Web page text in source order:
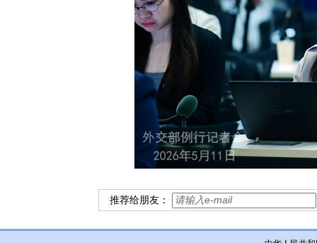
推荐给朋友：